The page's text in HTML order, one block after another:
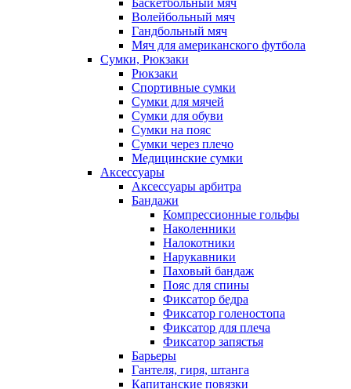
Баскетбольный мяч
Волейбольный мяч
Гандбольный мяч
Мяч для американского футбола
Сумки, Рюкзаки
Рюкзаки
Спортивные сумки
Сумки для мячей
Сумки для обуви
Сумки на пояс
Сумки через плечо
Медицинские сумки
Аксессуары
Аксессуары арбитра
Бандажи
Компрессионные гольфы
Наколенники
Налокотники
Нарукавники
Паховый бандаж
Пояс для спины
Фиксатор бедра
Фиксатор голеностопа
Фиксатор для плеча
Фиксатор запястья
Барьеры
Гантеля, гиря, штанга
Капитанские повязки